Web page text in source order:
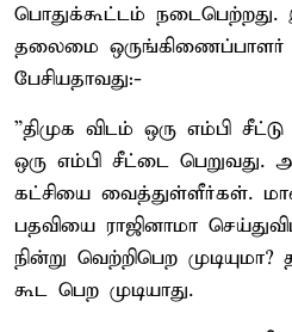
பொதுக்கூட்டம் நடைபெற்றது.
தலைமை
பேசியதாவது:-
”திமுக விடம் ஒரு எம்பி
ஒரு எம்பி சீட்டை பெறுவது.
கட்சியை வைத்துள்ளீர்கள்.
பதவியை ராஜினாமா
நின்று வெற்றிபெற
கூட பெற முடியாது.